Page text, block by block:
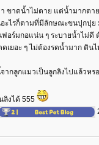
า ขาดน้ำไม่ตาย แต่น้ำมากตา
ไรก็ตามที่มีลักษณะขนปุกปุย
นฟอร์มกอแน่น ๆ ระบายน้ำไม่
เยอะ ๆ ไม่ต้องรดน้ำมาก ดิน
กลูกแมวเป็นลูกลิงไปแล้วหร
ลิงได้ 555